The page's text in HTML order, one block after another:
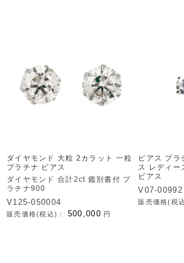
ダイヤモンド 大粒 2カラット 一粒
プラチナ ピアス
ダイヤモンド 合計2ct 鑑別書付 プ
ラチナ900
V125-050004
販売価格(税込)： 500,000 円
ピアス プラ
ス レディー
ピアス
V07-00992
販売価格(税